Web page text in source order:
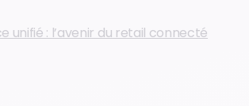
: l’avenir du retail connecté